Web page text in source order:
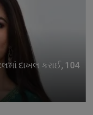
દાખલ કરાઈ, 104